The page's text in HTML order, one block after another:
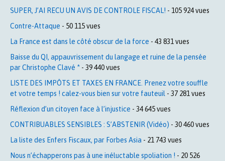
SUPER, J’AI RECU UN AVIS DE CONTROLE FISCAL! - 105 924 vues
Contre-Attaque - 50 115 vues
La France est dans le côté obscur de la force - 43 831 vues
Baisse du QI, appauvrissement du langage et ruine de la pensée
par Christophe Clavé * - 39 440 vues
LISTE DES IMPÔTS ET TAXES EN FRANCE. Prenez votre souffle
et votre temps ! calez-vous bien sur votre fauteuil - 37 281 vues
Réflexion d’un citoyen face à l’injustice - 34 645 vues
CONTRIBUABLES SENSIBLES : S’ABSTENIR (Vidéo) - 30 460 vues
La liste des Enfers Fiscaux, par Forbes Asia - 21 743 vues
Nous n’échapperons pas à une inéluctable spoliation ! - 20 526